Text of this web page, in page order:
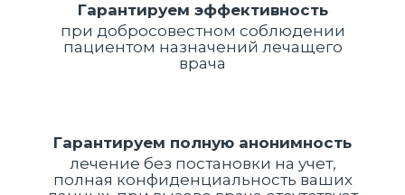
Гарантируем эффективность
при добросовестном соблюдении
пациентом назначений лечащего
врача
Гарантируем полную анонимность
лечение без постановки на учет,
полная конфиденциальность ваших